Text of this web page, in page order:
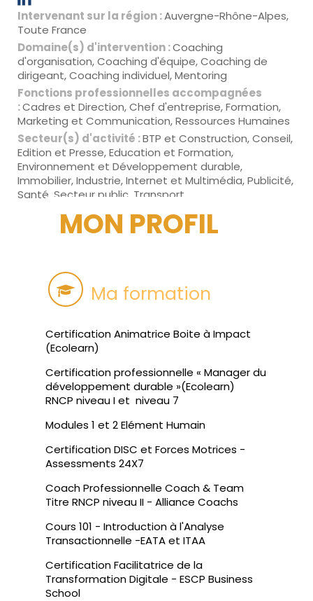
Intervenant sur la région :Auvergne-Rhône-Alpes,
Toute France
Domaine(s) d'intervention :Coaching
d'organisation, Coaching d'équipe, Coaching de
dirigeant, Coaching individuel, Mentoring
Fonctions professionnelles accompagnées
:Cadres et Direction, Chef d'entreprise, Formation,
Marketing et Communication, Ressources Humaines
Secteur(s) d'activité :BTP et Construction, Conseil,
Edition et Presse, Education et Formation,
Environnement et Développement durable,
Immobilier, Industrie, Internet et Multimédia, Publicité,
Santé, Secteur public, Transport
MON PROFIL
Ma formation
Certification Animatrice Boite à Impact
(Ecolearn)
Certification professionnelle « Manager du
développement durable »(Ecolearn)
RNCP niveau I et niveau 7
Modules 1 et 2 Elément Humain
Certification DISC et Forces Motrices -
Assessments 24X7
Coach Professionnelle Coach & Team
Titre RNCP niveau II - Alliance Coachs
Cours 101 - Introduction à l'Analyse
Transactionnelle -EATA et ITAA
Certification Facilitatrice de la
Transformation Digitale - ESCP Business
School